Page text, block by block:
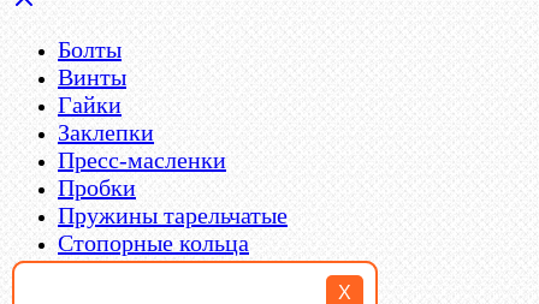
X
Болты
Винты
Гайки
Заклепки
Пресс-масленки
Пробки
Пружины тарельчатые
Стопорные кольца
Такелаж